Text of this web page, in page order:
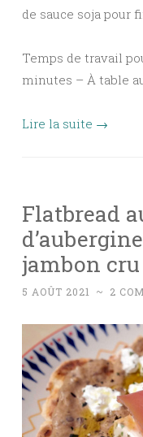
de sauce soja pour
Temps de travail
minutes – À table
Lire la suite →
Flatbread
jambon cru
5 AOÛT 2021 ~ 2